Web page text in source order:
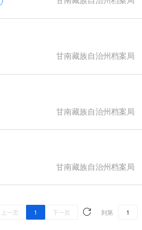
甘南藏族自治州档案局
甘南藏族自治州档案局
甘南藏族自治州档案局
上一页 1 下一页 到第